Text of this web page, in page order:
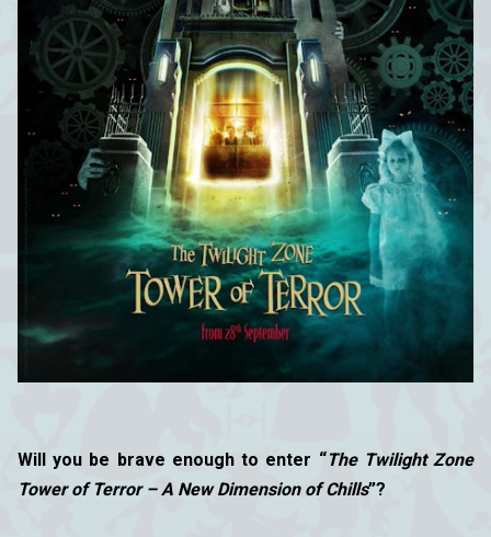
Will you be brave enough to enter “The Twilight Zone
Tower of Terror – A New Dimension of Chills”?